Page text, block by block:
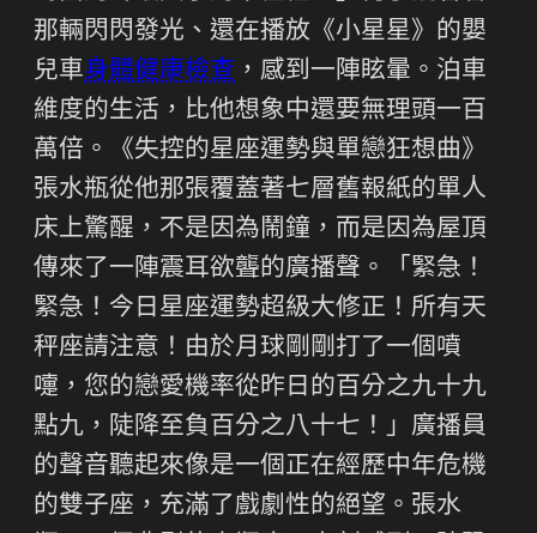
那輛閃閃發光、還在播放《小星星》的嬰
兒車身體健康檢查 ，感到一陣眩暈。泊車
維度的生活，比他想象中還要無理頭一百
萬倍。《失控的星座運勢與單戀狂想曲》
張水瓶從他那張覆蓋著七層舊報紙的單人
床上驚醒，不是因為鬧鐘，而是因為屋頂
傳來了一陣震耳欲聾的廣播聲。「緊急！
緊急！今日星座運勢超級大修正！所有天
秤座請注意！由於月球剛剛打了一個噴
嚏，您的戀愛機率從昨日的百分之九十九
點九，陡降至負百分之八十七！」廣播員
的聲音聽起來像是一個正在經歷中年危機
的雙子座，充滿了戲劇性的絕望。張水